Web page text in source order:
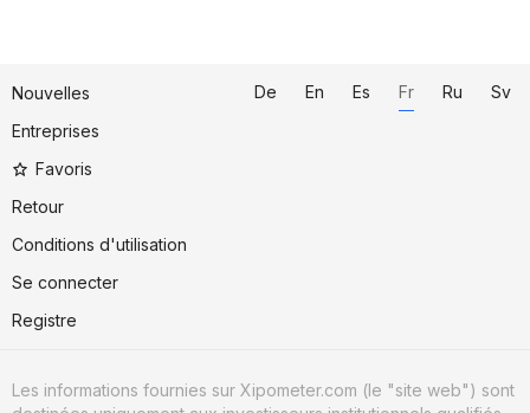
Nouvelles
Entreprises
Favoris
Retour
Conditions d'utilisation
Se connecter
Registre
De En Es Fr Ru Sv
Les informations fournies sur Xipometer.com (le "site web") sont